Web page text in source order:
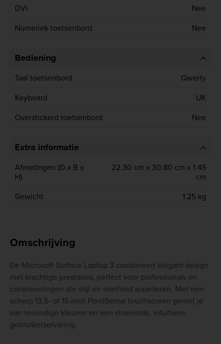
DVI
Nee
Numeriek toetsenbord
Nee
Bediening
Taal toetsenbord
Qwerty
Keyboard
UK
Overstickerd toetsenbord
Nee
Extra informatie
Afmetingen (D x B x
H)
22.30 cm x 30.80 cm x 1.45
cm
Gewicht
1.25 kg
Omschrijving
De Microsoft Surface Laptop 3 combineert elegant design
met krachtige prestaties, perfect voor professionals en
creatievelingen die stijl en snelheid waarderen. Met een
scherp 13,5- of 15-inch PixelSense touchscreen geniet je
van levendige kleuren en een vloeiende, intuïtieve
gebruikerservaring.